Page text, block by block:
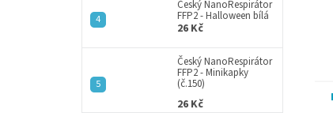
Český NanoRespirátor
FFP2 - Halloween bílá
26 Kč
Český NanoRespirátor
FFP2 - Minikapky
(č.150)
26 Kč